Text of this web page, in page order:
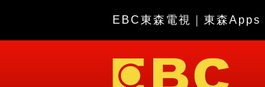
EBC東森電視 東森Apps